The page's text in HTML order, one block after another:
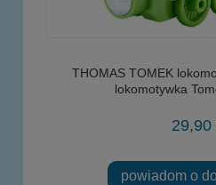
THOMAS TOMEK
lokomotywka
29,90
powiadom o